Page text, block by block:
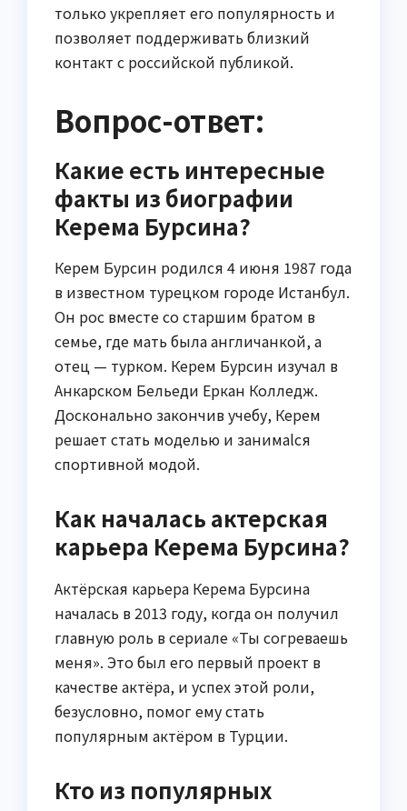
только укрепляет его популярность и
позволяет поддерживать близкий
контакт с российской публикой.
Вопрос-ответ:
Какие есть интересные
факты из биографии
Керема Бурсина?
Керем Бурсин родился 4 июня 1987 года
в известном турецком городе Истанбул.
Он рос вместе со старшим братом в
семье, где мать была англичанкой, а
отец — турком. Керем Бурсин изучал в
Анкарском Бельеди Еркан Колледж.
Досконально закончив учебу, Керем
решает стать моделью и занимаlся
спортивной модой.
Как началась актерская
карьера Керема Бурсина?
Актёрская карьера Керема Бурсина
началась в 2013 году, когда он получил
главную роль в сериале «Ты согреваешь
меня». Это был его первый проект в
качестве актёра, и успех этой роли,
безусловно, помог ему стать
популярным актёром в Турции.
Кто из популярных